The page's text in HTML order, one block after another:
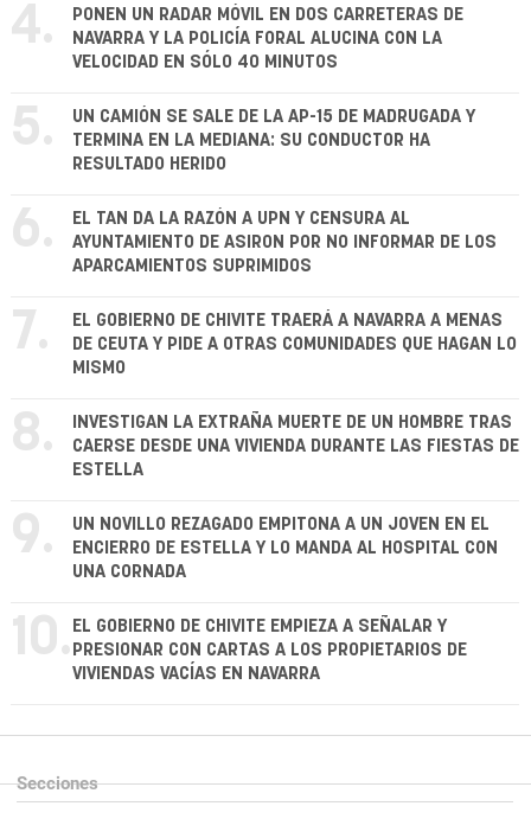
4.
PONEN UN RADAR MÓVIL EN DOS CARRETERAS DE
NAVARRA Y LA POLICÍA FORAL ALUCINA CON LA
VELOCIDAD EN SÓLO 40 MINUTOS
5.
UN CAMIÓN SE SALE DE LA AP-15 DE MADRUGADA Y
TERMINA EN LA MEDIANA: SU CONDUCTOR HA
RESULTADO HERIDO
6.
EL TAN DA LA RAZÓN A UPN Y CENSURA AL
AYUNTAMIENTO DE ASIRON POR NO INFORMAR DE LOS
APARCAMIENTOS SUPRIMIDOS
7.
EL GOBIERNO DE CHIVITE TRAERÁ A NAVARRA A MENAS
DE CEUTA Y PIDE A OTRAS COMUNIDADES QUE HAGAN LO
MISMO
8.
INVESTIGAN LA EXTRAÑA MUERTE DE UN HOMBRE TRAS
CAERSE DESDE UNA VIVIENDA DURANTE LAS FIESTAS DE
ESTELLA
9.
UN NOVILLO REZAGADO EMPITONA A UN JOVEN EN EL
ENCIERRO DE ESTELLA Y LO MANDA AL HOSPITAL CON
UNA CORNADA
10. EL GOBIERNO DE CHIVITE EMPIEZA A SEÑALAR Y
PRESIONAR CON CARTAS A LOS PROPIETARIOS DE
VIVIENDAS VACÍAS EN NAVARRA
Secciones